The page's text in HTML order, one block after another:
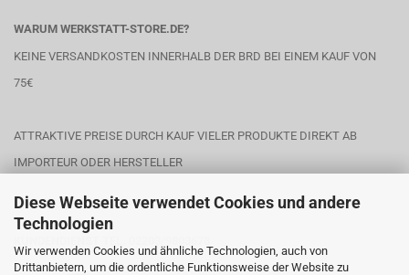
Diese Webseite verwendet Cookies und andere
Technologien
Wir verwenden Cookies und ähnliche Technologien, auch von
Drittanbietern, um die ordentliche Funktionsweise der Website zu
WARUM WERKSTATT-STORE.DE?
KEINE VERSANDKOSTEN INNERHALB DER BRD BEI EINEM KAUF VON
75€
ATTRAKTIVE PREISE DURCH KAUF VIELER PRODUKTE DIREKT AB
IMPORTEUR ODER HERSTELLER